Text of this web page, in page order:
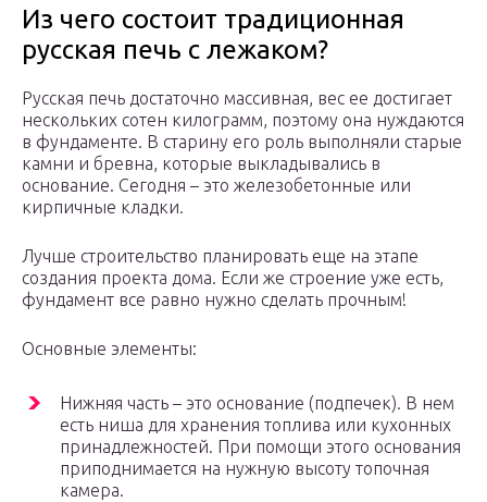
Из чего состоит традиционная
русская печь с лежаком?
Русская печь достаточно массивная, вес ее достигает
нескольких сотен килограмм, поэтому она нуждаются
в фундаменте. В старину его роль выполняли старые
камни и бревна, которые выкладывались в
основание. Сегодня – это железобетонные или
кирпичные кладки.
Лучше строительство планировать еще на этапе
создания проекта дома. Если же строение уже есть,
фундамент все равно нужно сделать прочным!
Основные элементы:
Нижняя часть – это основание (подпечек). В нем
есть ниша для хранения топлива или кухонных
принадлежностей. При помощи этого основания
приподнимается на нужную высоту топочная
камера.